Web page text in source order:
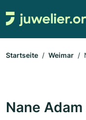
Startseite Weimar
Nane